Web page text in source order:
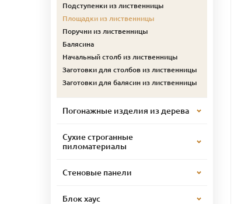
Подступенки из лиственницы
Площадки из лиственницы
Поручни из лиственницы
Балясина
Начальный столб из лиственницы
Заготовки для столбов из лиственницы
Заготовки для балясин из лиственницы
Погонажные изделия из дерева
Сухие строганные
пиломатериалы
Стеновые панели
Блок хаус